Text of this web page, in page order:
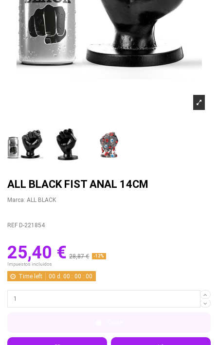
ALL BLACK FIST ANAL 14CM
Marca: ALL BLACK
REF D-221854
25,40 € 28,87 € -12%
Impuestos incluidos
Time left 00 d. 00 :00 :00